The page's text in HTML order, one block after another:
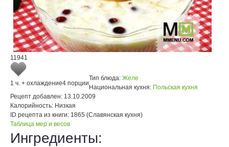
11941
1 ч. + охлаждение4 порции
Тип блюда: Желе
Национальная кухня: Польская кухня
Рецепт добавлен: 13.10.2009
Калорийность: Низкая
ID рецепта из книги: 1865 (Славянская кухня)
Таблица мер и весов
Ингредиенты: